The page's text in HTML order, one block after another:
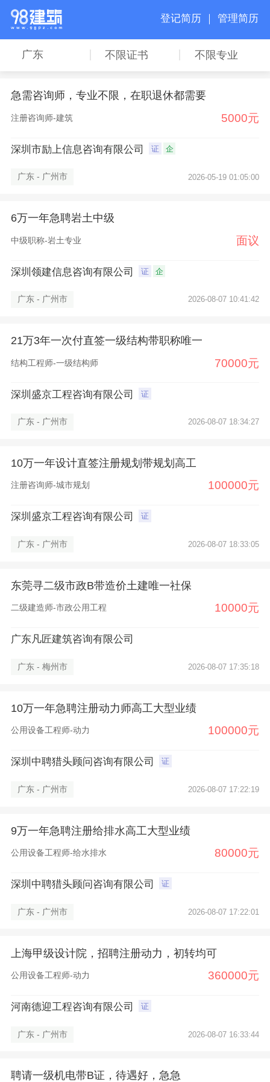
登记简历 ｜ 管理简历
广东 不限证书 不限专业
急需咨询师，专业不限，在职退休都需要
注册咨询师-建筑 5000元
深圳市励上信息咨询有限公司 证 企
广东 - 广州市 2026-05-19 01:05:00
6万一年急聘岩土中级
中级职称-岩土专业 面议
深圳领建信息咨询有限公司 证 企
广东 - 广州市 2026-08-07 10:41:42
21万3年一次付直签一级结构带职称唯一
结构工程师-一级结构师 70000元
深圳盛京工程咨询有限公司 证
广东 - 广州市 2026-08-07 18:34:27
10万一年设计直签注册规划带规划高工
注册咨询师-城市规划 100000元
深圳盛京工程咨询有限公司 证
广东 - 广州市 2026-08-07 18:33:05
东莞寻二级市政B带造价土建唯一社保
二级建造师-市政公用工程 10000元
广东凡匠建筑咨询有限公司
广东 - 梅州市 2026-08-07 17:35:18
10万一年急聘注册动力师高工大型业绩
公用设备工程师-动力 100000元
深圳中聘猎头顾问咨询有限公司 证
广东 - 广州市 2026-08-07 17:22:19
9万一年急聘注册给排水高工大型业绩
公用设备工程师-给水排水 80000元
深圳中聘猎头顾问咨询有限公司 证
广东 - 广州市 2026-08-07 17:22:01
上海甲级设计院，招聘注册动力，初转均可
公用设备工程师-动力 360000元
河南德迎工程咨询有限公司 证
广东 - 广州市 2026-08-07 16:33:44
聘请一级机电带B证，待遇好，急急